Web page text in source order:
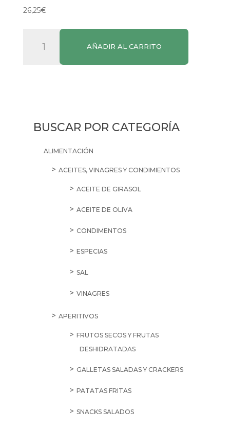
26,25€
cantidad
AÑADIR AL CARRITO
BUSCAR POR CATEGORÍA
ALIMENTACIÓN
ACEITES, VINAGRES Y CONDIMIENTOS
ACEITE DE GIRASOL
ACEITE DE OLIVA
CONDIMENTOS
ESPECIAS
SAL
VINAGRES
APERITIVOS
FRUTOS SECOS Y FRUTAS
DESHIDRATADAS
GALLETAS SALADAS Y CRACKERS
PATATAS FRITAS
SNACKS SALADOS